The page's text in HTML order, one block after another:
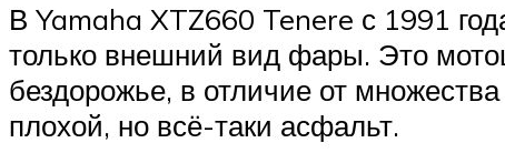
В Yamaha XTZ660 Tenere с 1991
только внешний вид фары. Это
бездорожье, в отличие от
плохой, но всё-таки асфальт.